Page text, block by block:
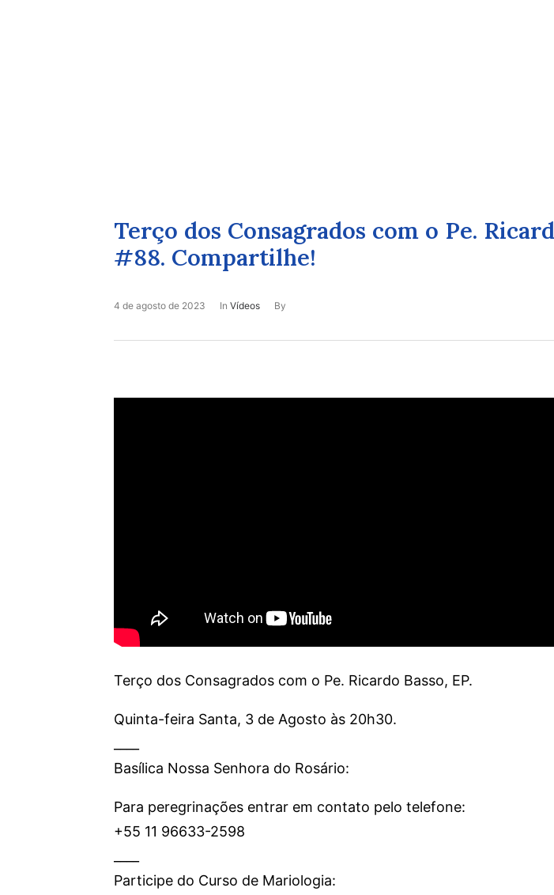
Terço dos Consagrados com o Pe.
#88. Compartilhe!
4 de agosto de 2023 In Vídeos By
Terço dos Consagrados com o Pe. Ricardo Basso, EP.
Quinta-feira Santa, 3 de Agosto às 20h30.
Basílica Nossa Senhora do Rosário:
Para peregrinações entrar em contato pelo telefone:
+55 11 96633-2598
Participe do Curso de Mariologia: